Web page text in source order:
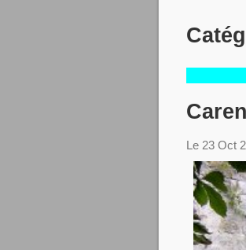
Le 23 Oct